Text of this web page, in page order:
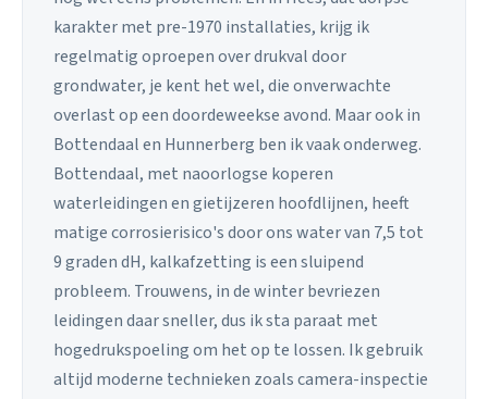
karakter met pre-1970 installaties, krijg ik
regelmatig oproepen over drukval door
grondwater, je kent het wel, die onverwachte
overlast op een doordeweekse avond. Maar ook in
Bottendaal en Hunnerberg ben ik vaak onderweg.
Bottendaal, met naoorlogse koperen
waterleidingen en gietijzeren hoofdlijnen, heeft
matige corrosierisico's door ons water van 7,5 tot
9 graden dH, kalkafzetting is een sluipend
probleem. Trouwens, in de winter bevriezen
leidingen daar sneller, dus ik sta paraat met
hogedrukspoeling om het op te lossen. Ik gebruik
altijd moderne technieken zoals camera-inspectie